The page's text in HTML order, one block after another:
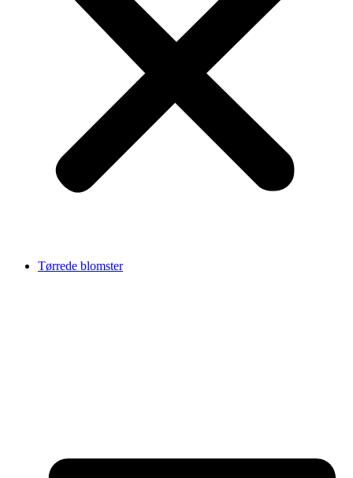
Tørrede blomster